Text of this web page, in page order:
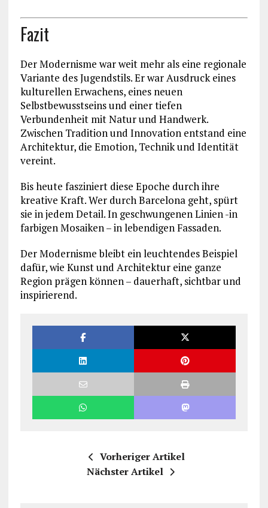
Fazit
Der Modernisme war weit mehr als eine regionale
Variante des Jugendstils. Er war Ausdruck eines
kulturellen Erwachens, eines neuen
Selbstbewusstseins und einer tiefen
Verbundenheit mit Natur und Handwerk.
Zwischen Tradition und Innovation entstand eine
Architektur, die Emotion, Technik und Identität
vereint.
Bis heute fasziniert diese Epoche durch ihre
kreative Kraft. Wer durch Barcelona geht, spürt
sie in jedem Detail. In geschwungenen Linien -in
farbigen Mosaiken – in lebendigen Fassaden.
Der Modernisme bleibt ein leuchtendes Beispiel
dafür, wie Kunst und Architektur eine ganze
Region prägen können – dauerhaft, sichtbar und
inspirierend.
Vorheriger Artikel
Nächster Artikel